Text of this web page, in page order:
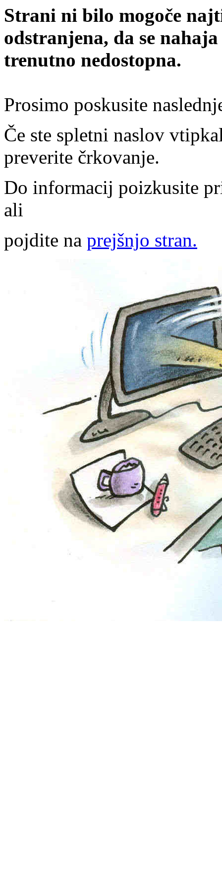
Strani ni bilo mogoče
odstranjena, da se
trenutno nedostopna.
Prosimo poskusite
Če ste spletni naslov
preverite črkovanje.
Do informacij poizkusite
ali
pojdite na prejšnjo stran.